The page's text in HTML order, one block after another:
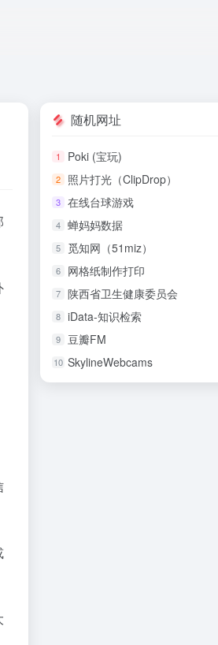
随机网址
1 Poki (宝玩)
2 照片打光（ClipDrop）
3 在线台球游戏
4 蝉妈妈数据
5 觅知网（51miz）
6 网格纸制作打印
7 陕西省卫生健康委员会
8 iData-知识检索
9 豆瓣FM
10 SkylineWebcams